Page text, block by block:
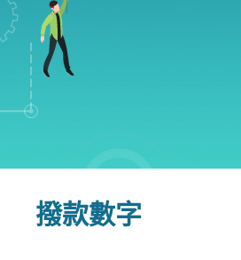
前沿科技研究支援計劃
撥款數字